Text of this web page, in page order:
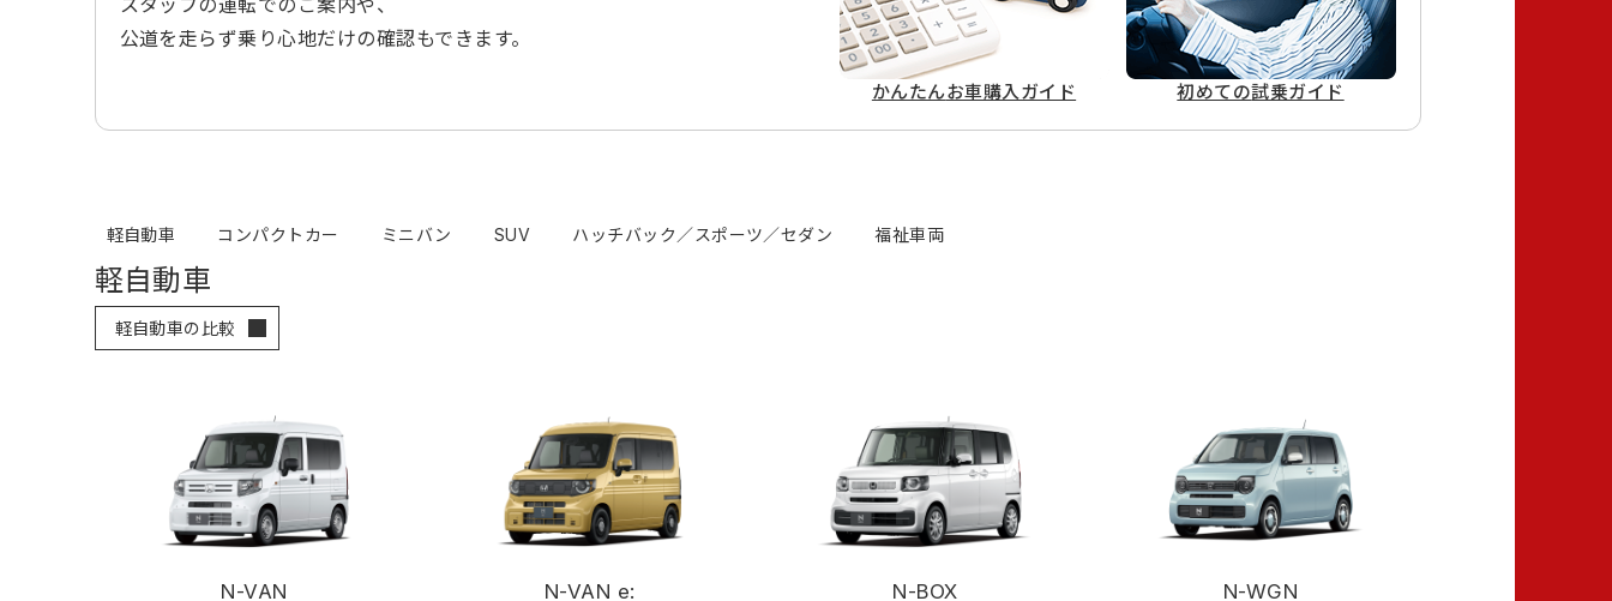
スタッフの運転でのご案内や、
公道を走らず乗り心地だけの確認もできます。
かんたんお車購入ガイド 初めての試乗ガイド
軽自動車 コンパクトカー ミニバン SUV ハッチバック／スポーツ／セダン 福祉車両
軽自動車
軽自動車の比較
N-VAN N-VAN e: N-BOX N-WGN